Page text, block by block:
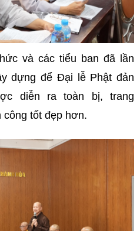
và các tiểu ban đã lần
dựng để Đại lễ Phật đản
diễn ra toàn bị, trang
công tốt đẹp hơn.